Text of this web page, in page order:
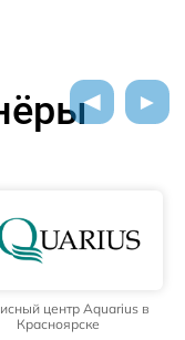
центр Aquarius в
Красноярске